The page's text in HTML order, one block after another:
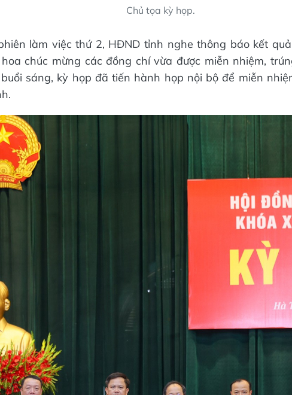
Chủ tọa kỳ họp.
làm việc thứ 2, HĐND tỉnh nghe thông báo kết
chúc mừng các đồng chí vừa được miễn nhiệm,
sáng, kỳ họp đã tiến hành họp nội bộ để miễn